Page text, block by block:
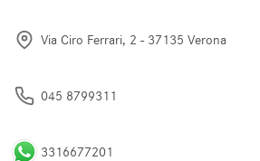
Vivavoce
Via Ciro Ferrari, 2 - 37135 Verona
045 8799311
3316677201